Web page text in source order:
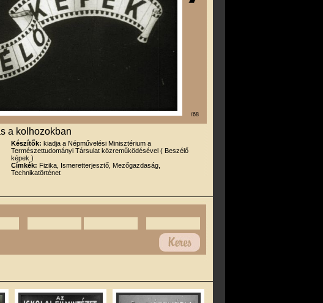
/68
a kolhozokban
Készítők: kiadja a Népművelési Minisztérium a
Természettudományi Társulat közreműködésével ( Beszélő
képek )
Címkék: Fizika, Ismeretterjesztő, Mezőgazdaság,
Technikatörténet